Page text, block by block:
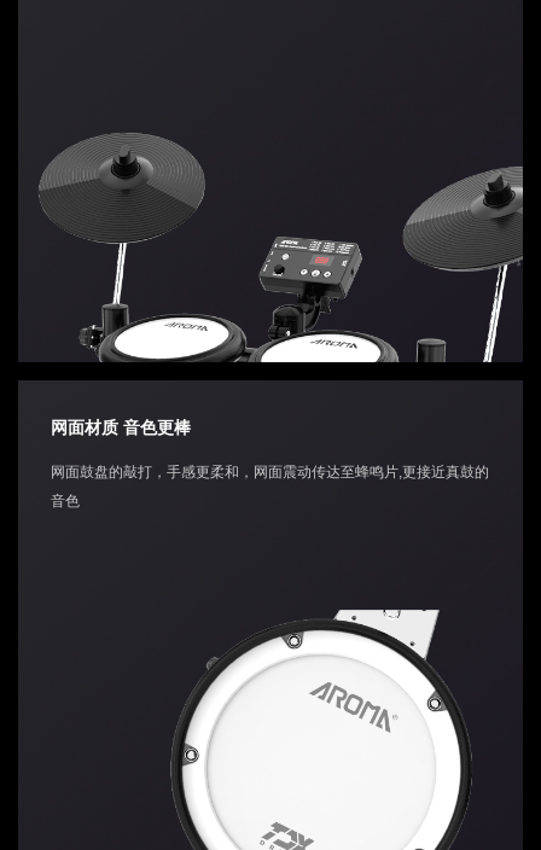
网面材质 音色更棒
网面鼓盘的敲打，手感更柔和，网面震动传达至蜂鸣片,更接近真鼓的
音色